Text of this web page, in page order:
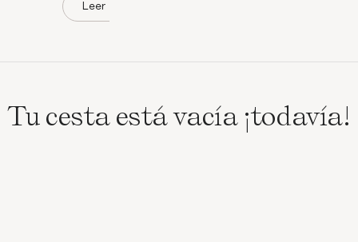
Leer
Tu cesta está vacía ¡todavía!